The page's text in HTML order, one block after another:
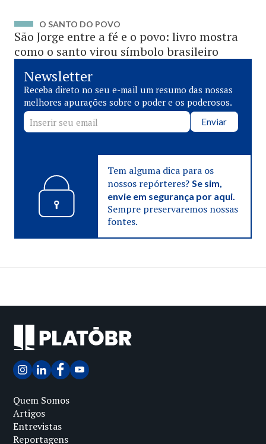
O SANTO DO POVO
São Jorge entre a fé e o povo: livro mostra
como o santo virou símbolo brasileiro
Newsletter
Receba direto no seu e-mail um resumo das nossas
melhores apurações sobre o poder e os poderosos.
Enviar
Tem alguma dica para os
nossos repórteres? Se sim,
envie em segurança por aqui.
Sempre preservaremos nossas
fontes.
Quem Somos
Artigos
Entrevistas
Reportagens